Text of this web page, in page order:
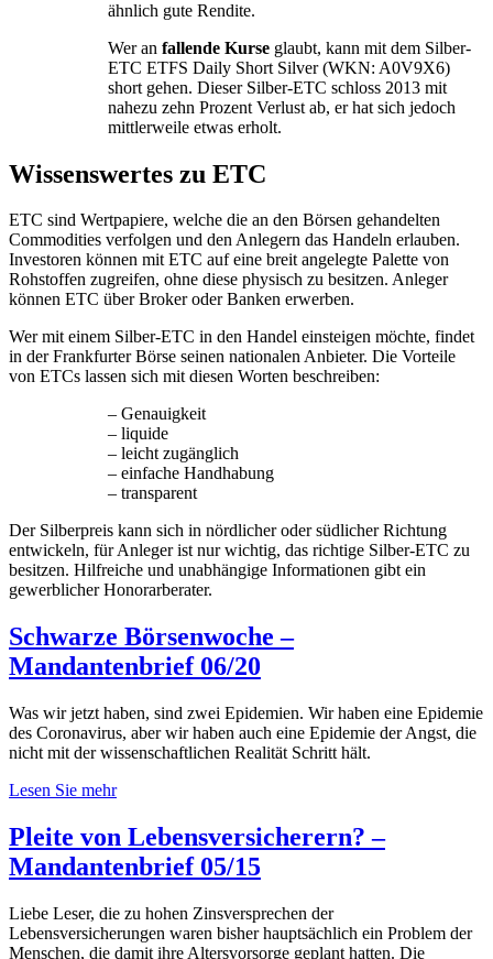
ähnlich gute Rendite.
Wer an fallende Kurse glaubt, kann mit dem Silber-
ETC ETFS Daily Short Silver (WKN: A0V9X6)
short gehen. Dieser Silber-ETC schloss 2013 mit
nahezu zehn Prozent Verlust ab, er hat sich jedoch
mittlerweile etwas erholt.
Wissenswertes zu ETC
ETC sind Wertpapiere, welche die an den Börsen gehandelten
Commodities verfolgen und den Anlegern das Handeln erlauben.
Investoren können mit ETC auf eine breit angelegte Palette von
Rohstoffen zugreifen, ohne diese physisch zu besitzen. Anleger
können ETC über Broker oder Banken erwerben.
Wer mit einem Silber-ETC in den Handel einsteigen möchte, findet
in der Frankfurter Börse seinen nationalen Anbieter. Die Vorteile
von ETCs lassen sich mit diesen Worten beschreiben:
– Genauigkeit
– liquide
– leicht zugänglich
– einfache Handhabung
– transparent
Der Silberpreis kann sich in nördlicher oder südlicher Richtung
entwickeln, für Anleger ist nur wichtig, das richtige Silber-ETC zu
besitzen. Hilfreiche und unabhängige Informationen gibt ein
gewerblicher Honorarberater.
Schwarze Börsenwoche –
Mandantenbrief 06/20
Was wir jetzt haben, sind zwei Epidemien. Wir haben eine Epidemie
des Coronavirus, aber wir haben auch eine Epidemie der Angst, die
nicht mit der wissenschaftlichen Realität Schritt hält.
Lesen Sie mehr
Pleite von Lebensversicherern? –
Mandantenbrief 05/15
Liebe Leser, die zu hohen Zinsversprechen der
Lebensversicherungen waren bisher hauptsächlich ein Problem der
Menschen, die damit ihre Altersvorsorge geplant hatten. Die